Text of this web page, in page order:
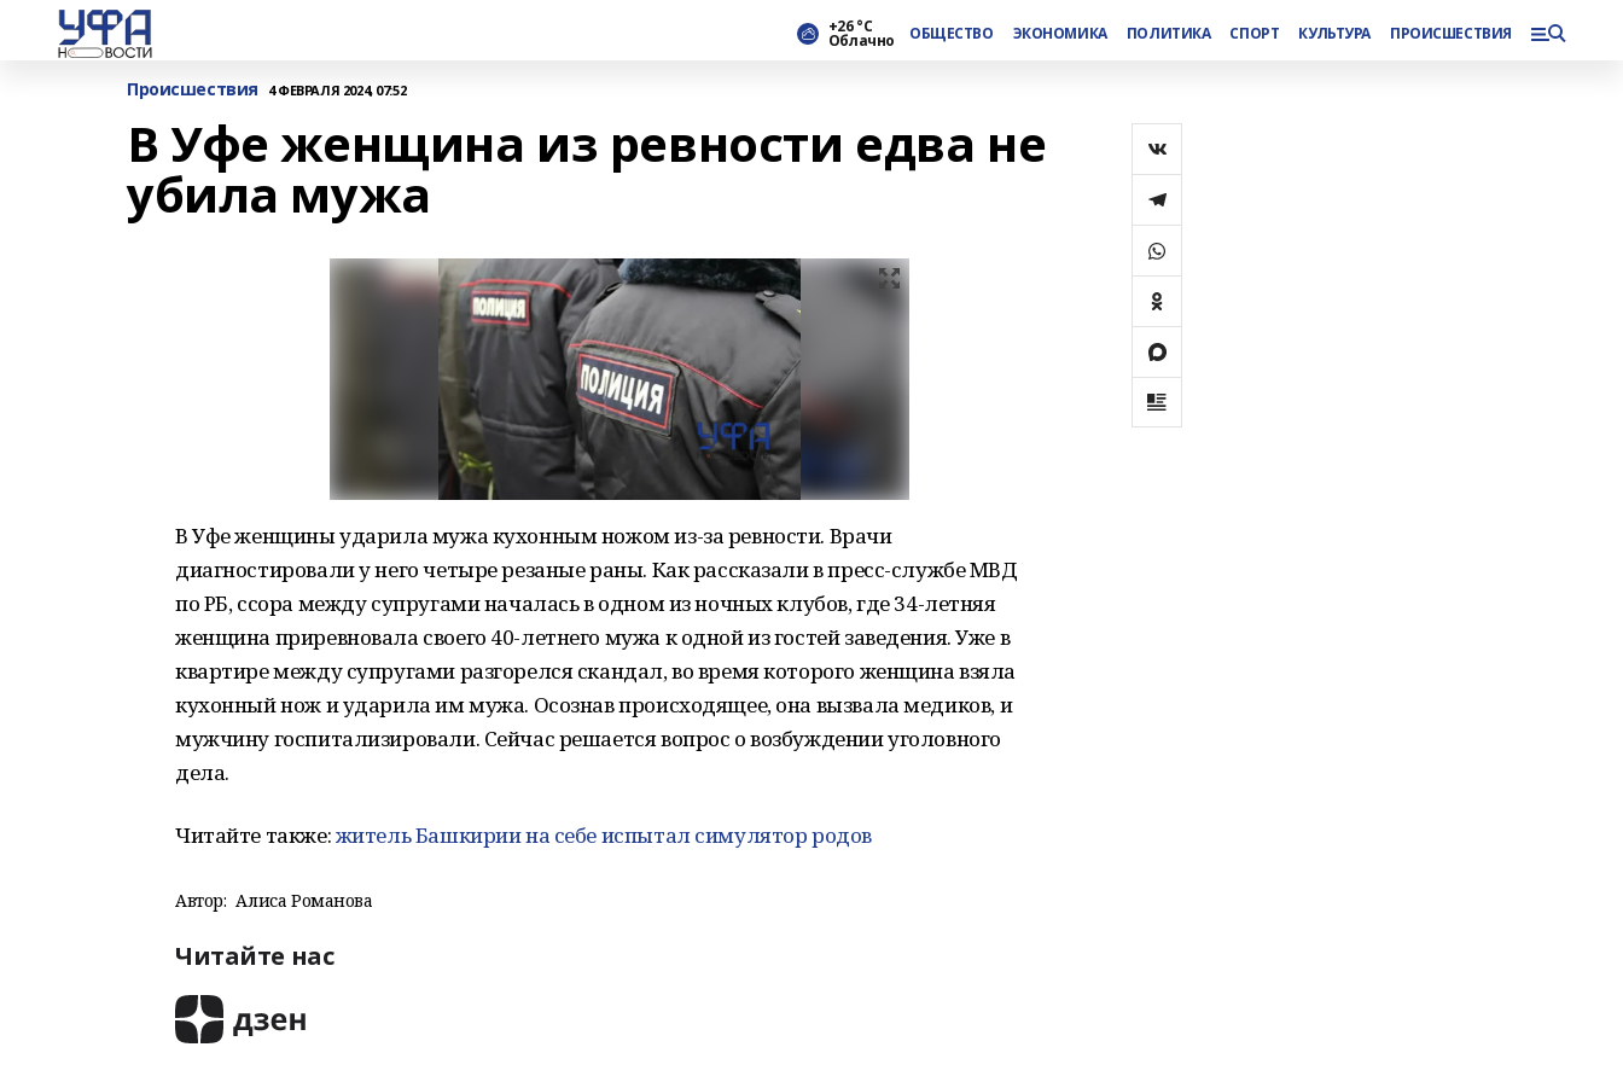
+26 °С
Облачно ОБЩЕСТВО ЭКОНОМИКА ПОЛИТИКА СПОРТ КУЛЬТУРА ПРОИСШЕСТВИЯ
Происшествия 4 ФЕВРАЛЯ 2024, 07:52
В Уфе женщина из ревности едва не
убила мужа
В Уфе женщины ударила мужа кухонным ножом из-за ревности. Врачи
диагностировали у него четыре резаные раны. Как рассказали в пресс-службе МВД
по РБ, ссора между супругами началась в одном из ночных клубов, где 34-летняя
женщина приревновала своего 40-летнего мужа к одной из гостей заведения. Уже в
квартире между супругами разгорелся скандал, во время которого женщина взяла
кухонный нож и ударила им мужа. Осознав происходящее, она вызвала медиков, и
мужчину госпитализировали. Сейчас решается вопрос о возбуждении уголовного
дела.
Читайте также:житель Башкирии на себе испытал симулятор родов
Автор: Алиса Романова
Читайте нас